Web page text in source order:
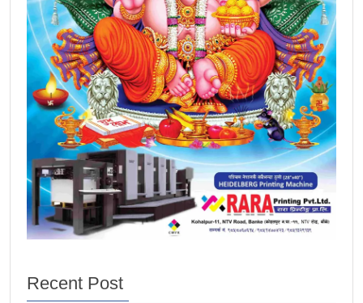
Recent Post